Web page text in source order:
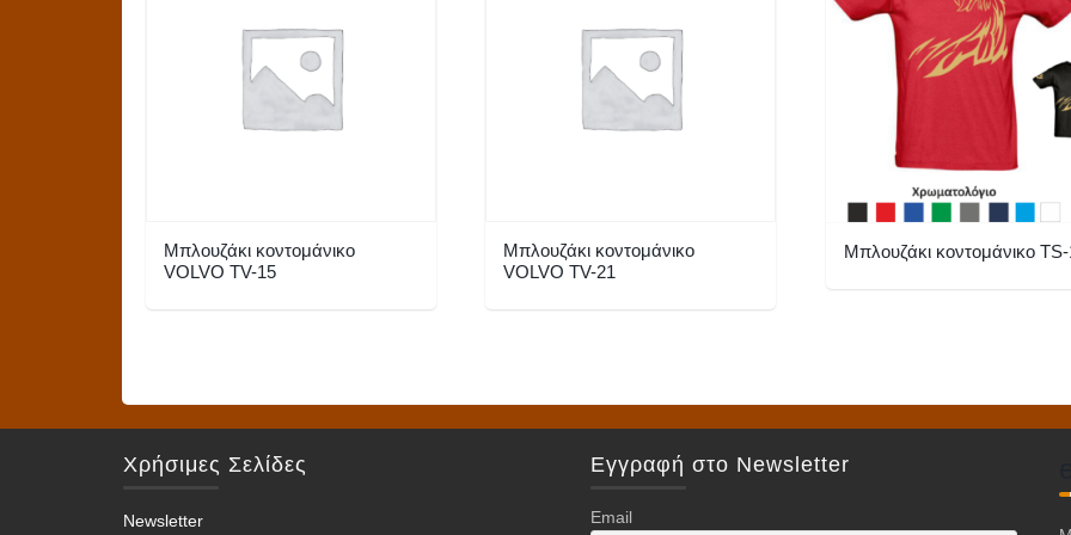
Μπλουζάκι κοντομάνικο
VOLVO TV-15
έχει
παραλλαγές.
Μπλουζάκι κοντομάνικο
VOLVO TV-21
έχει
Μπλουζάκι κοντομάνικο TS-
Χρήσιμες Σελίδες
Newsletter
Εγγραφή στο Newsletter
Email